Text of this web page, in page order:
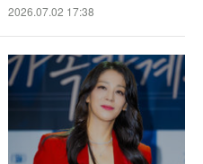
2026.07.02 17:38